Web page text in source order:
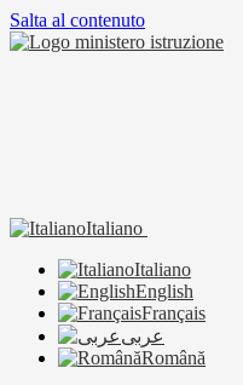
Salta al contenuto
Italiano
Italiano
English
Français
عربى
Română